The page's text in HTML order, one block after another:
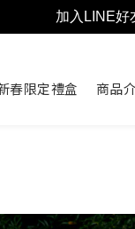
春限定禮盒 商品
加入LINE好